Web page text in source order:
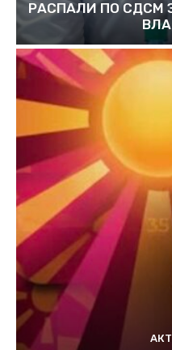
РАСПАЛИ ПО СДСМ